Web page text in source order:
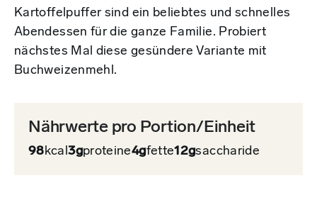
Kartoffelpuffer sind ein beliebtes und schnelles
Abendessen für die ganze Familie. Probiert
nächstes Mal diese gesündere Variante mit
Buchweizenmehl.
Nährwerte pro Portion/Einheit
98kcal3gproteine4gfette12gsaccharide